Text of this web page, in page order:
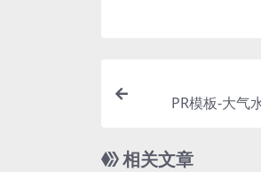
PR模板-大气
相关文章